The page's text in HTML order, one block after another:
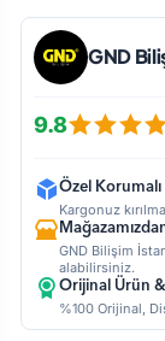
GND
9.8
Özel
Kargonuz
GND Bilişim
alabilirsiniz.
Orijinal Ürün
%100 Orijinal,